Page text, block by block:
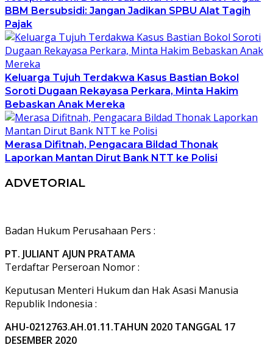
BBM Bersubsidi: Jangan Jadikan SPBU Alat Tagih
Pajak
Keluarga Tujuh Terdakwa Kasus Bastian Bokol
Soroti Dugaan Rekayasa Perkara, Minta Hakim
Bebaskan Anak Mereka
Merasa Difitnah, Pengacara Bildad Thonak
Laporkan Mantan Dirut Bank NTT ke Polisi
ADVETORIAL
Badan Hukum Perusahaan Pers :
PT. JULIANT AJUN PRATAMA
Terdaftar Perseroan Nomor :
Keputusan Menteri Hukum dan Hak Asasi Manusia
Republik Indonesia :
AHU-0212763.AH.01.11.TAHUN 2020 TANGGAL 17
DESEMBER 2020